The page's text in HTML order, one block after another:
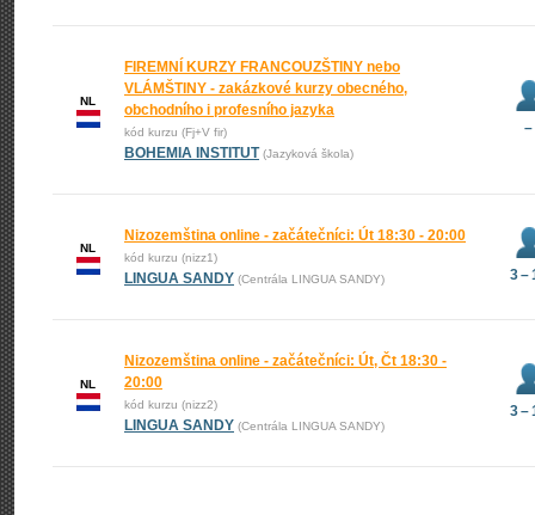
NL
FIREMNÍ KURZY FRANCOUZŠTINY nebo
VLÁMŠTINY - zakázkové kurzy obecného,
obchodního i profesního jazyka
kód kurzu (Fj+V fir)
BOHEMIA INSTITUT (Jazyková škola)
–
NL
Nizozemština online - začátečníci: Út 18:30 - 20:00
kód kurzu (nizz1)
LINGUA SANDY (Centrála LINGUA SANDY) 3 –
NL
Nizozemština online - začátečníci: Út, Čt 18:30 -
20:00
kód kurzu (nizz2)
LINGUA SANDY (Centrála LINGUA SANDY)
3 –